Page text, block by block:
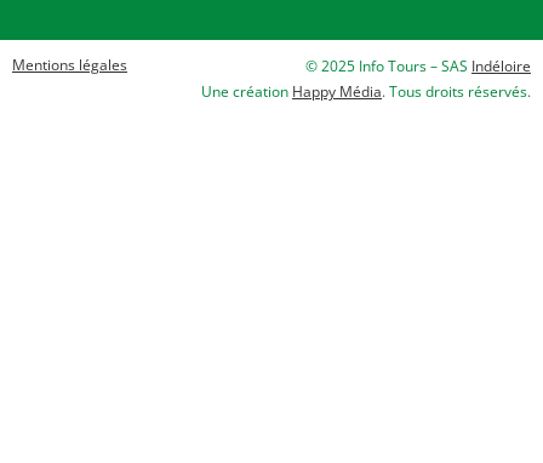
Mentions légales © 2025 Info Tours – SAS Indéloire
Une création Happy Média. Tous droits réservés.